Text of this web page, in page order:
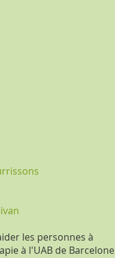
les personnes à
à l'UAB de Barcelone